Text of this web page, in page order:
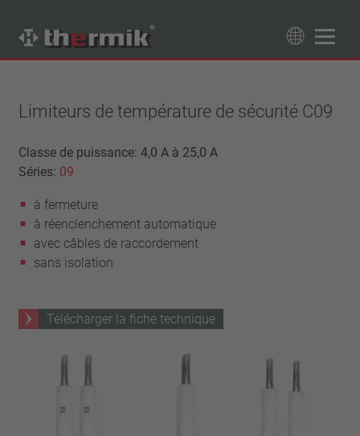
89Produits
Tipo interruttore
à ouverture
Gamme de température
température standard (60 – 200 °C)
haute température (205 – 250 °C)
1,6 A – 7,5 A
4 A – 25 A
Rappel
avec isolation
sans isolation
Raccordement
filo metallico
ENEC
Limiteurs de température de sécurité C09
Classe de puissance: 4,0 A à 25,0 A
Séries: 09
à fermeture
à réenclenchement automatique
avec câbles de raccordement
sans isolation
Télécharger la fiche technique